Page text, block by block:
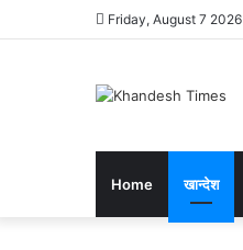
Friday, August 7 2026
Home खान्देश